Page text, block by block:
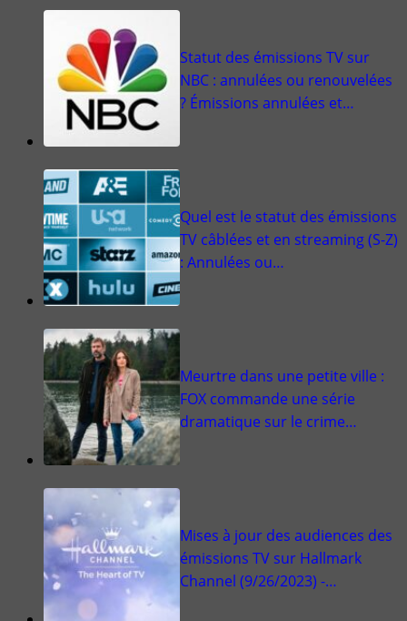
Statut des émissions TV sur
NBC : annulées ou renouvelées
? Émissions annulées et…
Quel est le statut des émissions
TV câblées et en streaming (S-Z)
: Annulées ou…
Meurtre dans une petite ville :
FOX commande une série
dramatique sur le crime…
Mises à jour des audiences des
émissions TV sur Hallmark
Channel (9/26/2023) -…